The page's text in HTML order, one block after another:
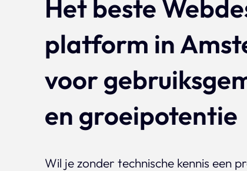
Het beste
platform in
voor
en groeipotentie
Wil je zonder technische kennis een